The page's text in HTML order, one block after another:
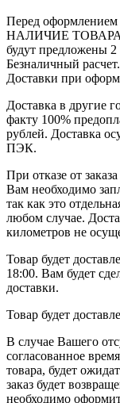
Перед
НАЛИЧИЕ ТОВАРА
будут предложены
Безналичный
Доставки при
Доставка в другие
факту 100%
рублей. Доставка
ПЭК.
При отказе от
Вам необходимо
так как это
любом случае.
километров не
Товар будет
18:00. Вам будет
доставки.
Товар будет
В случае Вашего
согласованное
товара, будет
заказ будет
необходимо